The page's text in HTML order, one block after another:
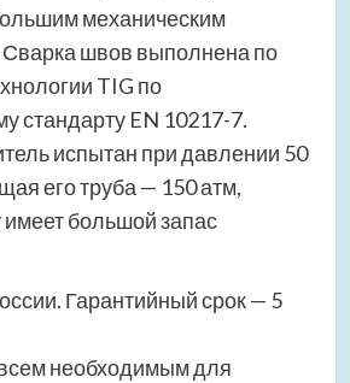
механическим
швов выполнена по
TIG по
стандарту EN 10217-7.
испытан при давлении 50
его труба — 150 атм,
большой запас
Гарантийный срок — 5
необходимым для